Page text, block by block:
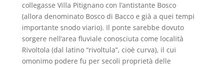
collegasse Villa Pitignano con l’antistante Bosco
(allora denominato Bosco di Bacco e già a quei tempi
importante snodo viario). Il ponte sarebbe dovuto
sorgere nell’area fluviale conosciuta come località
Rivoltola (dal latino “rivoltula”, cioè curva), il cui
omonimo podere fu per secoli proprietà delle